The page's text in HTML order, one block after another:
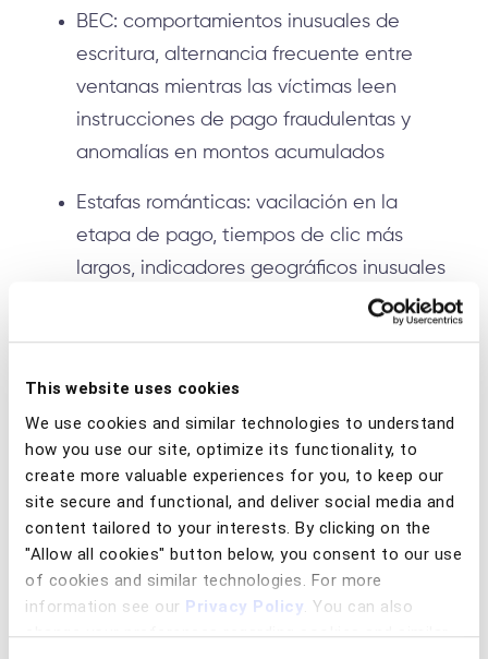
This website uses cookies
We use cookies and similar technologies to understand
how you use our site, optimize its functionality, to
create more valuable experiences for you, to keep our
site secure and functional, and deliver social media and
content tailored to your interests. By clicking on the
"Allow all cookies" button below, you consent to our use
of cookies and similar technologies. For more
information see our Privacy Policy. You can also
change your preferences regarding cookies and similar
BEC: comportamientos inusuales de
escritura, alternancia frecuente entre
ventanas mientras las víctimas leen
instrucciones de pago fraudulentas y
anomalías en montos acumulados
Estafas románticas: vacilación en la
etapa de pago, tiempos de clic más
largos, indicadores geográficos inusuales
Estafas de inversión: acceso remoto o
velocidad de pago, actividad relacionada
con criptomonedas
Estafas de compra: movimientos
distraídos del mouse, cambios frecuentes
de aplicaciones, instalación por primera
vez de aplicaciones riesgosas
Los modelos que impulsan Scams360